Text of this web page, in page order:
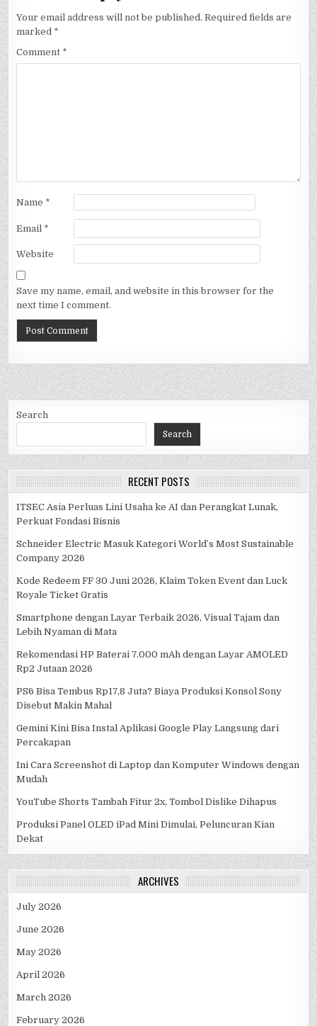
Your email address will not be published. Required fields are
marked *
Comment *
Name *
Email *
Website
Save my name, email, and website in this browser for the
next time I comment.
Search
Search
RECENT POSTS
ITSEC Asia Perluas Lini Usaha ke AI dan Perangkat Lunak,
Perkuat Fondasi Bisnis
Schneider Electric Masuk Kategori World’s Most Sustainable
Company 2026
Kode Redeem FF 30 Juni 2026, Klaim Token Event dan Luck
Royale Ticket Gratis
Smartphone dengan Layar Terbaik 2026, Visual Tajam dan
Lebih Nyaman di Mata
Rekomendasi HP Baterai 7.000 mAh dengan Layar AMOLED
Rp2 Jutaan 2026
PS6 Bisa Tembus Rp17,8 Juta? Biaya Produksi Konsol Sony
Disebut Makin Mahal
Gemini Kini Bisa Instal Aplikasi Google Play Langsung dari
Percakapan
Ini Cara Screenshot di Laptop dan Komputer Windows dengan
Mudah
YouTube Shorts Tambah Fitur 2x, Tombol Dislike Dihapus
Produksi Panel OLED iPad Mini Dimulai, Peluncuran Kian
Dekat
ARCHIVES
July 2026
June 2026
May 2026
April 2026
March 2026
February 2026